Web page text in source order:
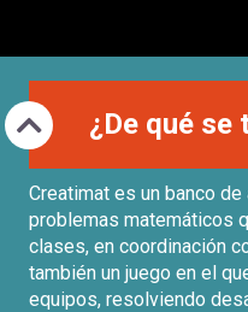
entrar
a
mi
cuenta
¿De qué
Creatimat es un banco
problemas matemáticos
clases, en coordinación
también un juego en el
equipos, resolviendo